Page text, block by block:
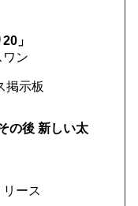
」
ワン
掲示板
の後 新しい太
ース